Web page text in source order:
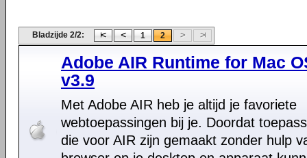
Bladzijde 2/2: 1 2
Adobe AIR Runtime for Mac
v3.9
Met Adobe AIR heb je altijd je favoriete
webtoepassingen bij je. Doordat
die voor AIR zijn gemaakt zonder hulp